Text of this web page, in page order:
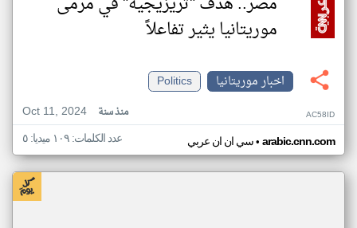
موريتانيا يثير تفاعلاً
اخبار موريتانيا
Politics
Oct 11, 2024
منذ سنة AC58ID
سي ان ان عربي• arabic.cnn.com عدد الكلمات: ١٠٩ ميديا: ٥